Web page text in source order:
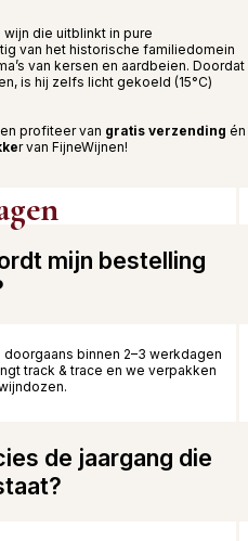
die uitblinkt in pure
van het historische familiedomein
van kersen en aardbeien. Doordat
is hij zelfs licht gekoeld (15°C)
profiteer van gratis verzending én
r van FijneWijnen!
mijn bestelling
binnen 2–3 werkdagen
track & trace en we verpakken
de jaargang die